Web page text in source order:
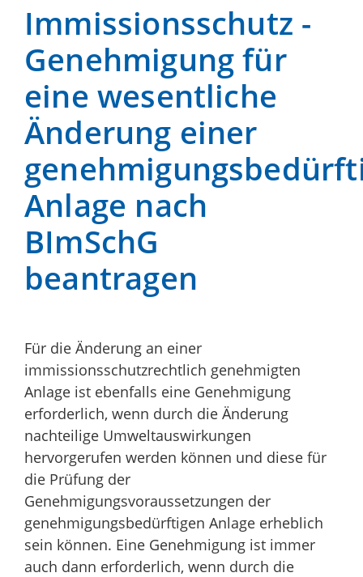
Immissionsschutz -
Genehmigung für
eine wesentliche
Änderung einer
Anlage nach
BImSchG
beantragen
Für die Änderung an einer
immissionsschutzrechtlich genehmigten
Anlage ist ebenfalls eine Genehmigung
erforderlich, wenn durch die Änderung
nachteilige Umweltauswirkungen
hervorgerufen werden können und diese für
die Prüfung der
Genehmigungsvoraussetzungen der
genehmigungsbedürftigen Anlage erheblich
sein können. Eine Genehmigung ist immer
auch dann erforderlich, wenn durch die